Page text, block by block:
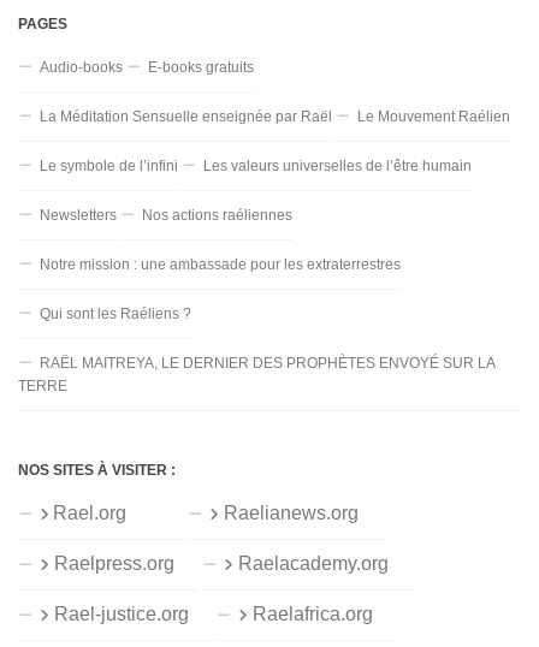
PAGES
Audio-books E-books gratuits
La Méditation Sensuelle enseignée par Raël Le Mouvement Raélien
Le symbole de l’infini Les valeurs universelles de l’être humain
Newsletters Nos actions raéliennes
Notre mission : une ambassade pour les extraterrestres
Qui sont les Raéliens ?
RAËL MAITREYA, LE DERNIER DES PROPHÈTES ENVOYÉ SUR LA
TERRE
NOS SITES À VISITER :
Rael.org Raelianews.org
Raelpress.org Raelacademy.org
Rael-justice.org Raelafrica.org